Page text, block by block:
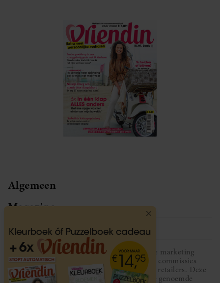
Algemeen
Magazine
Service
Vriendin participeert in diverse affiliate marketing
programma’s, dat houdt in dat Vriendin commissies
ontvangt voor aankopen middels links van retailers. Deze
website wordt niet gesponsord door de genoemde